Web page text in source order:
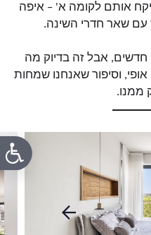
אותם לקומה א' – איפה
שאר חדרי השינה.
חדשים, אבל זה בדיוק מה
וסיפור שאנחנו שמחות
ממנו.
עבור
לתמונה